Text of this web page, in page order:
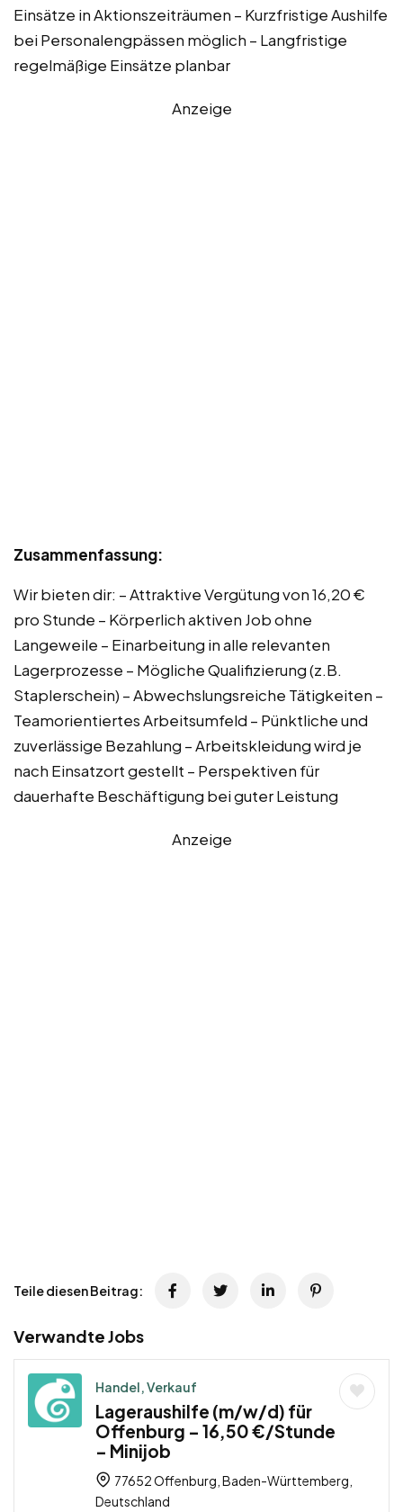
Einsätze in Aktionszeiträumen – Kurzfristige Aushilfe
bei Personalengpässen möglich – Langfristige
regelmäßige Einsätze planbar
Anzeige
Zusammenfassung:
Wir bieten dir: – Attraktive Vergütung von 16,20 €
pro Stunde – Körperlich aktiven Job ohne
Langeweile – Einarbeitung in alle relevanten
Lagerprozesse – Mögliche Qualifizierung (z.B.
Staplerschein) – Abwechslungsreiche Tätigkeiten –
Teamorientiertes Arbeitsumfeld – Pünktliche und
zuverlässige Bezahlung – Arbeitskleidung wird je
nach Einsatzort gestellt – Perspektiven für
dauerhafte Beschäftigung bei guter Leistung
Anzeige
Teile diesen Beitrag:
Verwandte Jobs
Handel, Verkauf
Lageraushilfe (m/w/d) für
Offenburg – 16,50 €/Stunde
– Minijob
77652 Offenburg, Baden-Württemberg,
Deutschland